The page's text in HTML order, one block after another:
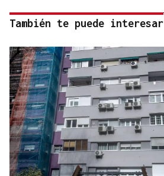
También te puede interesar